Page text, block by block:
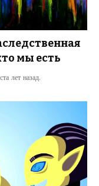
мы есть
лет назад.